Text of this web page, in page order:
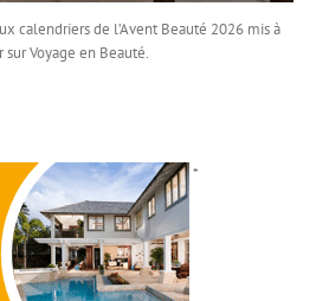
calendriers de l’Avent Beauté 2026 mis à
sur Voyage en Beauté.
*